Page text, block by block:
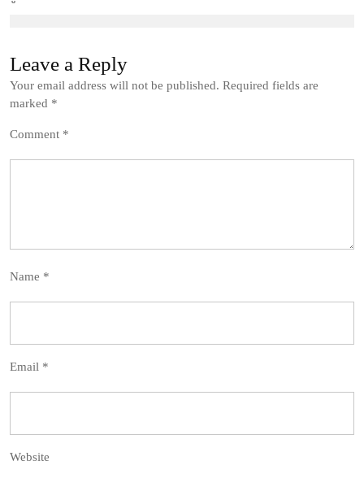
Leave a Reply
Your email address will not be published. Required fields are
marked *
Comment *
Name *
Email *
Website